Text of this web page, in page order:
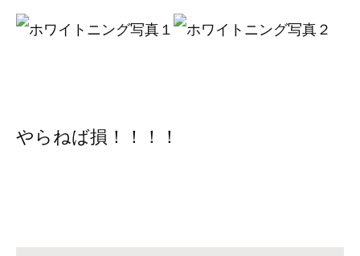
やらねば損！！！！